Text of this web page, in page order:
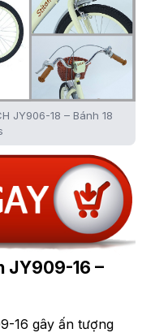
JY906-18 – Bánh 18
JY909-16 –
16 gây ấn tượng